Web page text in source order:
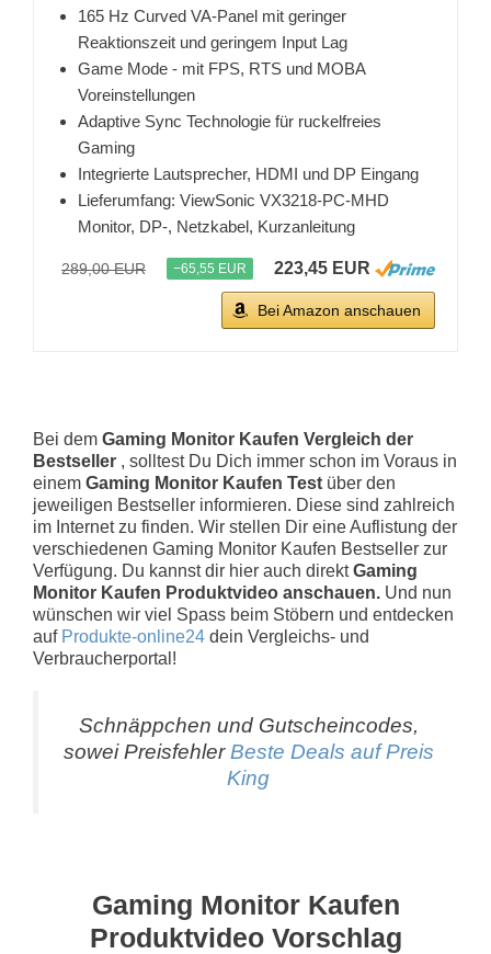
165 Hz Curved VA-Panel mit geringer
Reaktionszeit und geringem Input Lag
Game Mode - mit FPS, RTS und MOBA
Voreinstellungen
Adaptive Sync Technologie für ruckelfreies
Gaming
Integrierte Lautsprecher, HDMI und DP Eingang
Lieferumfang: ViewSonic VX3218-PC-MHD
Monitor, DP-, Netzkabel, Kurzanleitung
289,00 EUR −65,55 EUR 223,45 EUR
Bei Amazon anschauen
Bei dem Gaming Monitor Kaufen Vergleich der
Bestseller , solltest Du Dich immer schon im Voraus in
einem Gaming Monitor Kaufen Test über den
jeweiligen Bestseller informieren. Diese sind zahlreich
im Internet zu finden. Wir stellen Dir eine Auflistung der
verschiedenen Gaming Monitor Kaufen Bestseller zur
Verfügung. Du kannst dir hier auch direktGaming
Monitor Kaufen Produktvideo anschauen. Und nun
wünschen wir viel Spass beim Stöbern und entdecken
auf Produkte-online24 dein Vergleichs- und
Verbraucherportal!
Schnäppchen und Gutscheincodes,
sowei Preisfehler Beste Deals auf Preis
King
Gaming Monitor Kaufen
Produktvideo Vorschlag